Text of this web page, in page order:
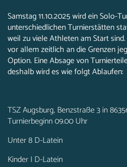
Samstag 11.10.2025 wird ein Solo-
unterschiedlichen Turnierstätten
weil zu viele Athleten am Start
vor allem zeitlich an die Grenzen
Option. Eine Absage von
deshalb wird es wie folgt Ablaufen:
TSZ Augsburg, Benzstraße 3 in
Turnierbeginn 09.00 Uhr
Unter 8 D-Latein
Kinder I D-Latein